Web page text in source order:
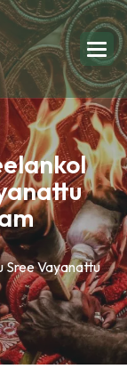
Sree Vayanattu